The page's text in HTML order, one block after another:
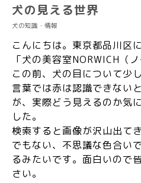
犬の見える世界
犬の知識・情報
こんにちは。東京都品川区
「犬の美容室NORWICH（
この前、犬の目について少
言葉では赤は認識できない
が、実際どう見えるのか気
した。
検索すると画像が沢山出て
でもない、不思議な色合い
るみたいです。面白いので
さい。